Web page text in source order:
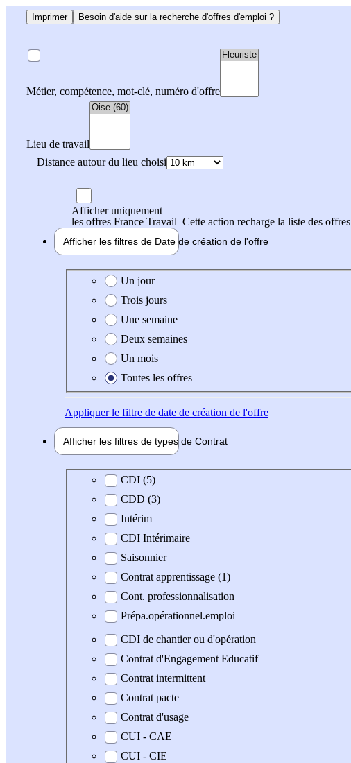
Imprimer Besoin d'aide sur la recherche d'offres d'emploi ?
Métier, compétence, mot-clé, numéro d'offre
Lieu de travail
Distance autour du lieu choisi
Afficher uniquement
les offres France Travail Cette action recharge la liste des offres
Afficher les filtres de Date de création de l'offre
Date de création de l'offre
Un jour
Trois jours
Une semaine
Deux semaines
Un mois
Toutes les offres
Appliquerle filtre de date de création de l'offre
Afficher les filtres de types de Contrat
Type de contrat
CDI (5)
CDD (3)
Intérim
CDI Intérimaire
Saisonnier
Contrat apprentissage (1)
Cont. professionnalisation
Prépa.opérationnel.emploi
CDI de chantier ou d'opération
Contrat d'Engagement Educatif
Contrat intermittent
Contrat pacte
Contrat d'usage
CUI - CAE
CUI - CIE